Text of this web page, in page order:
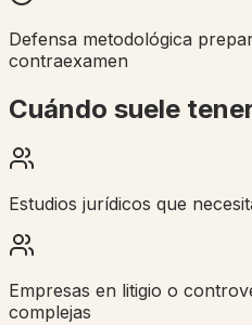
Defensa metodológica
contraexamen
Cuándo suele
Estudios jurídicos que
Empresas en litigio o
complejas